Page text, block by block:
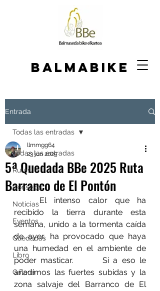
BALMABIKE
Entrada
Todas las entradas
Rutas
Consejos
Noticias
Eventos
Quedadas
Libro
Galería
Todas las entradas
5ª Quedada BBe 2025 Ruta
Barranco de El Pontón
llmmgg64
23 jun 2025
	El intenso calor que ha
recibido la tierra durante esta
semana, unido a la tormenta caída
de ayer, ha provocado que haya
una humedad en el ambiente de
poder masticar. 		Si a eso le
añadimos las fuertes subidas y la
zona salvaje del Barranco de El